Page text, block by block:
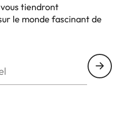
tiendront
le monde fascinant de